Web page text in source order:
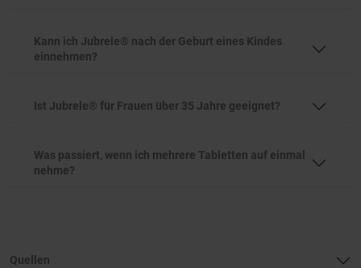
Kann ich Jubrele® nach der Geburt eines Kindes
einnehmen?
Ist Jubrele® für Frauen über 35 Jahre geeignet?
Was passiert, wenn ich mehrere Tabletten auf einmal
nehme?
Quellen